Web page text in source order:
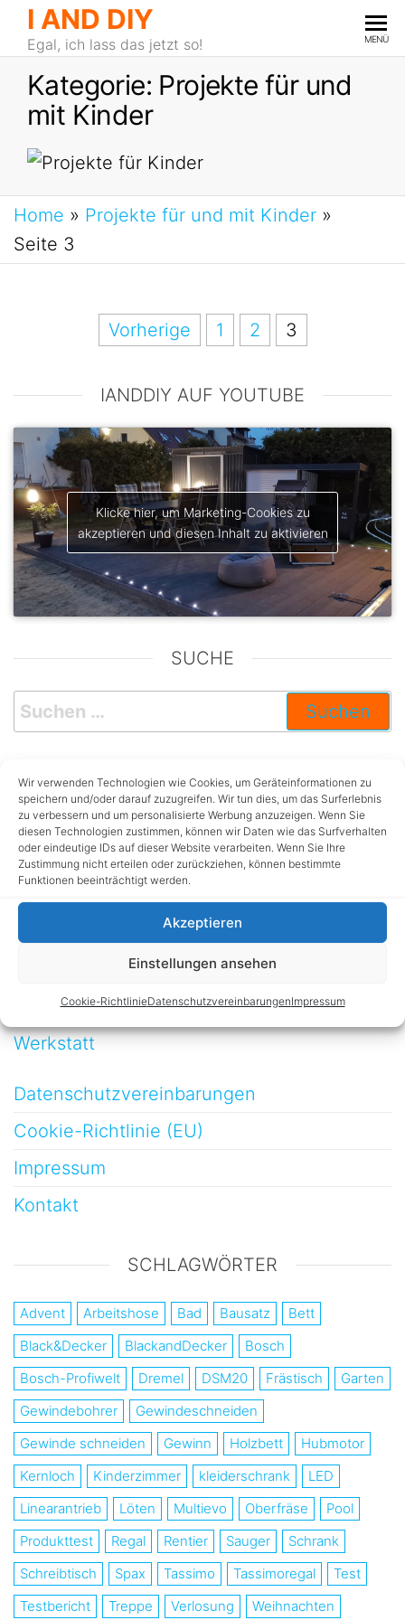
Wir verwenden Technologien wie Cookies, um Geräteinformationen zu
speichern und/oder darauf zuzugreifen. Wir tun dies, um das Surferlebnis
zu verbessern und um personalisierte Werbung anzuzeigen. Wenn Sie
diesen Technologien zustimmen, können wir Daten wie das Surfverhalten
oder eindeutige IDs auf dieser Website verarbeiten. Wenn Sie Ihre
Zustimmung nicht erteilen oder zurückziehen, können bestimmte
Funktionen beeinträchtigt werden.
Akzeptieren
Einstellungen ansehen
Cookie-RichtlinieDatenschutzvereinbarungenImpressum
I AND DIY
Egal, ich lass das jetzt so! MENÜ
Kategorie: Projekte für und
mit Kinder
Home » Projekte für und mit Kinder »
Seite 3
Vorherige 1 2 3
IANDDIY AUF YOUTUBE
Klicke hier, um Marketing-Cookies zu
akzeptieren und diesen Inhalt zu aktivieren
SUCHE
KATEGORIEN
Haus, Hof und Garten
Kinder
Möbelbau
Werkstatt
Datenschutzvereinbarungen
Cookie-Richtlinie (EU)
Impressum
Kontakt
SCHLAGWÖRTER
Advent Arbeitshose Bad Bausatz
Bett
Black&Decker
BlackandDecker
Bosch
Bosch-Profiwelt
Dremel DSM20 Frästisch
Garten
Gewindebohrer
Gewindeschneiden
Gewinde schneiden
Gewinn Holzbett
Hubmotor
Kernloch
Kinderzimmer kleiderschrank
LED
Linearantrieb
Löten Multievo Oberfräse
Pool
Produkttest
Regal Rentier Sauger
Schrank
Schreibtisch
Spax Tassimo Tassimoregal
Test
Testbericht
Treppe Verlosung Weihnachten